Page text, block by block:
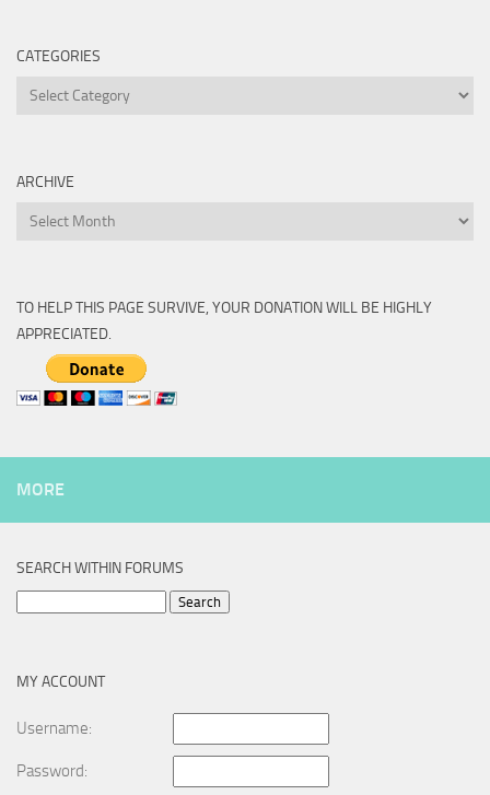
CATEGORIES
Categories
ARCHIVE
Archive
TO HELP THIS PAGE SURVIVE, YOUR DONATION WILL BE HIGHLY
APPRECIATED.
MORE
SEARCH WITHIN FORUMS
MY ACCOUNT
Username:
Password: